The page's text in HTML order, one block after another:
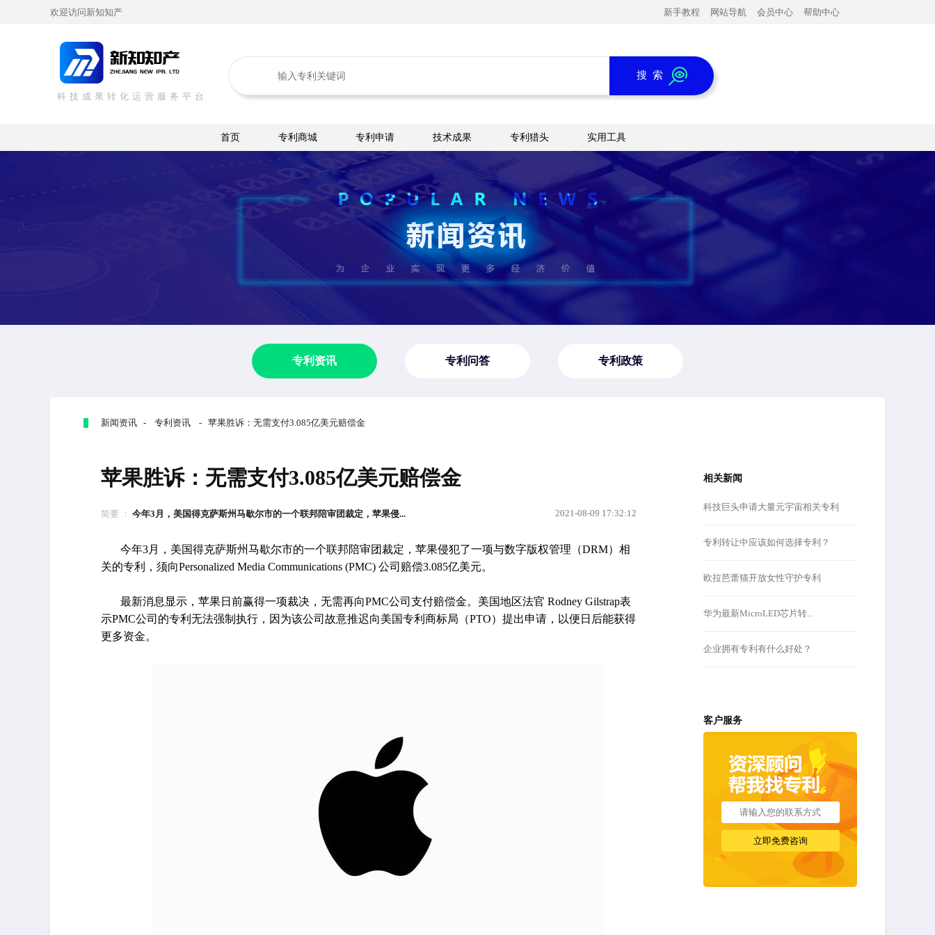
欢迎访问新知知产 新手教程 网站导航 会员中心 帮助中心
科技成果转化运营服务平台
搜 索
首页 专利商城 专利申请 技术成果 专利猎头 实用工具
专利资讯 专利问答 专利政策
新闻资讯 - 专利资讯 - 苹果胜诉：无需支付3.085亿美元赔偿金
苹果胜诉：无需支付3.085亿美元赔偿金
简要 ： 今年3月，美国得克萨斯州马歇尔市的一个联邦陪审团裁定，苹果侵... 2021-08-09 17:32:12
今年3月，美国得克萨斯州马歇尔市的一个联邦陪审团裁定，苹果侵犯了一项与数字版权管理（DRM）相
关的专利，须向Personalized Media Communications (PMC) 公司赔偿3.085亿美元。
最新消息显示，苹果日前赢得一项裁决，无需再向PMC公司支付赔偿金。美国地区法官 Rodney Gilstrap表
示PMC公司的专利无法强制执行，因为该公司故意推迟向美国专利商标局（PTO）提出申请，以便日后能获得
更多资金。
相关新闻
科技巨头申请大量元宇宙相关专利
专利转让中应该如何选择专利？
欧拉芭蕾猫开放女性守护专利
华为最新MicroLED芯片转...
企业拥有专利有什么好处？
客户服务